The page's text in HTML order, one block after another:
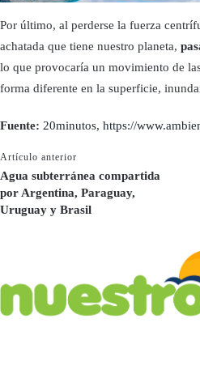
Por último, al perderse la fuerza
achatada que tiene nuestro planeta,
lo que provocaría un movimiento de
forma diferente en la superficie,
Fuente: 20minutos, https://
Artículo anterior
Agua subterránea compartida
por Argentina, Paraguay,
Uruguay y Brasil